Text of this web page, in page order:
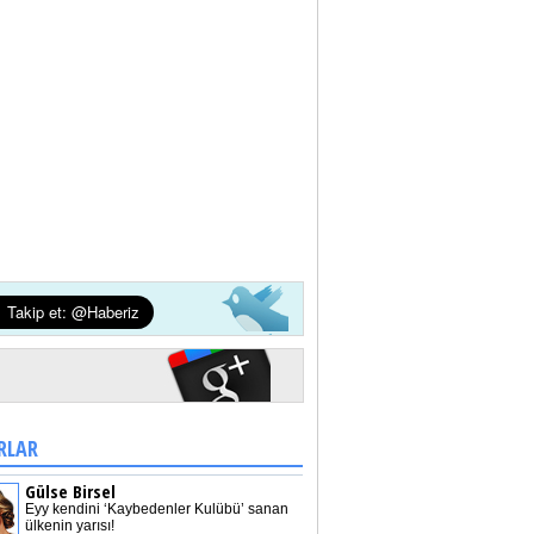
Gülse Birsel
Eyy kendini ‘Kaybedenler Kulübü’ sanan
ülkenin yarısı!